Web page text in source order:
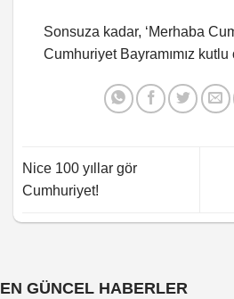
Sonsuza kadar, ‘Merhaba
Cumhuriyet Bayramımız kutlu
Nice 100 yıllar gör
Cumhuriyet!
EN GÜNCEL HABERLER